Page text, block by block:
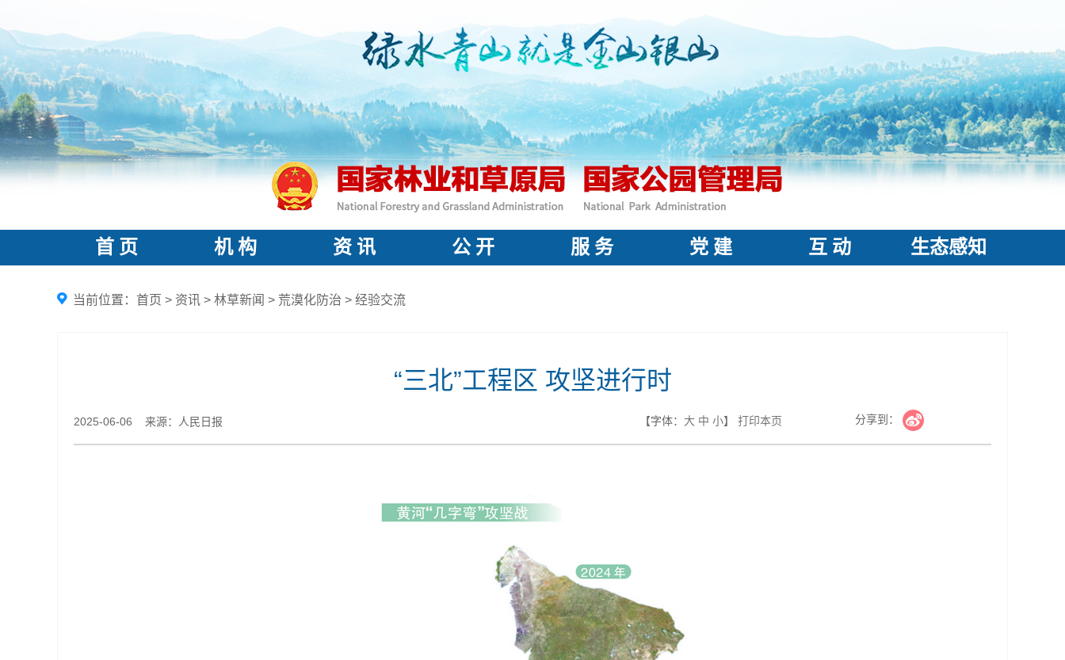
首 页 机 构 资 讯 公 开 服 务 党 建 互 动 生态感知
当前位置： 首页 > 资讯 > 林草新闻 > 荒漠化防治 > 经验交流
“三北”工程区 攻坚进行时
2025-06-06 来源：人民日报 【字体： 大 中 小】 打印本页 分享到：